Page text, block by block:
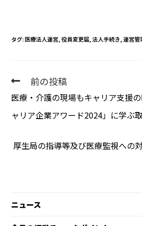
タグ:医療法人運営 役員変更届 法人手続き 運営管
前の投稿
医療・介護の現場もキャリア支援
ャリア企業アワード2024」に学ぶ
厚生局の指導等及び医療監視への
ニュース